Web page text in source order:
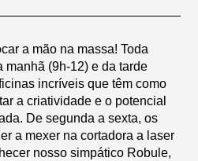
a mão na massa! Toda
manhã (9h-12) e da tarde
incríveis que têm como
a criatividade e o potencial
De segunda a sexta, os
a mexer na cortadora a laser
nosso simpático Robule,